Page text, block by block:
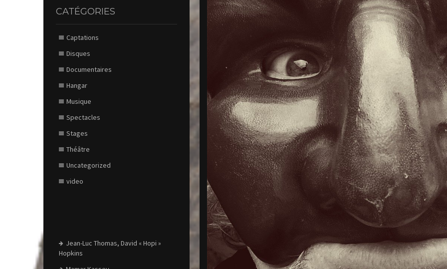
CATÉGORIES
Captations
Disques
Documentaires
Hangar
Musique
Spectacles
Stages
Théâtre
Uncategorized
video
Jean-Luc Thomas, David « Hopi »
Hopkins